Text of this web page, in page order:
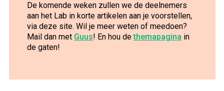
De komende weken zullen we de deelnemers
aan het Lab in korte artikelen aan je voorstellen,
via deze site. Wil je meer weten of meedoen?
Mail dan met Guus! En hou dethemapagina in
de gaten!